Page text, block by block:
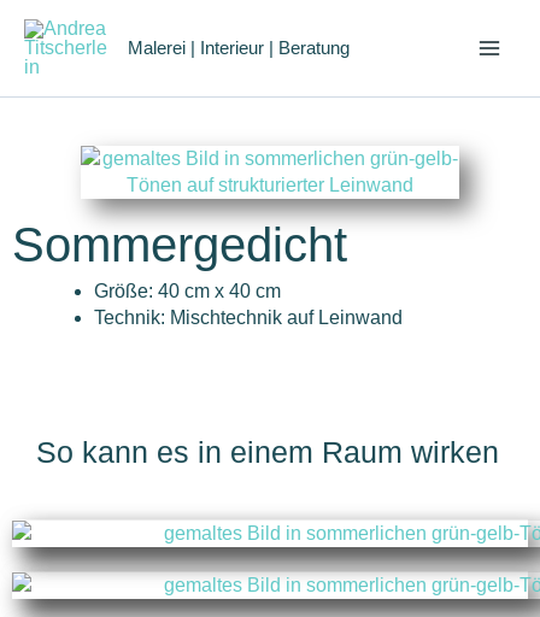
Inhalt
springen
Malerei | Interieur | Beratung
Sommergedicht
Größe: 40 cm x 40 cm
Technik: Mischtechnik auf Leinwand
So kann es in einem Raum wirken